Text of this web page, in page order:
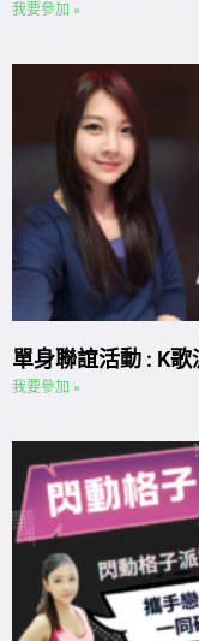
我要參加 »
單身聯誼活動 : K
我要參加 »